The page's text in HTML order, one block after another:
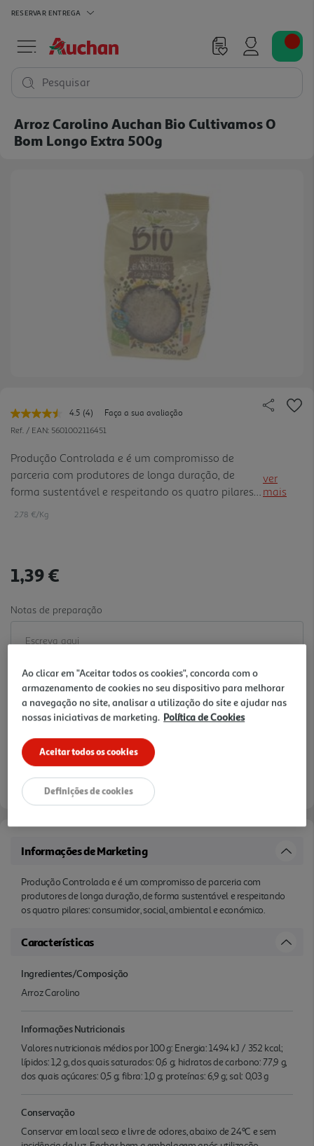
RESERVAR ENTREGA
Pesquisar
Arroz Carolino Auchan Bio Cultivamos O
Bom Longo Extra 500g
4.5 Leu
4
Link
para
a
mesma
página.
(4)
Faça a sua avaliação
Ref. / EAN: 5601002116451
Produção Controlada e é um compromisso de
parceria com produtores de longa duração, de
forma sustentável e respeitando os quatro pilares:
consumidor, social, ambiental e económico.
ver
mais
2.78 €/Kg
1,39 €
Notas de preparação
Informações de Marketing
Produção Controlada e é um compromisso de parceria com
produtores de longa duração, de forma sustentável e respeitando
os quatro pilares: consumidor, social, ambiental e económico.
Características
Ingredientes/Composição
Arroz Carolino
Informações Nutricionais
Valores nutricionais médios por 100 g: Energia: 1494 kJ / 352 kcal;
lípidos: 1,2 g, dos quais saturados: 0,6 g; hidratos de carbono: 77,9 g,
dos quais açúcares: 0,5 g; fibra: 1,0 g; proteínas: 6,9 g; sal: 0,03 g
Conservação
Conservar em local seco e livre de odores, abaixo de 24ºC e sem
Ao clicar em "Aceitar todos os cookies", concorda com o
armazenamento de cookies no seu dispositivo para melhorar
a navegação no site, analisar a utilização do site e ajudar nas
nossas iniciativas de marketing. Política de Cookies
Aceitar todos os cookies
Definições de cookies